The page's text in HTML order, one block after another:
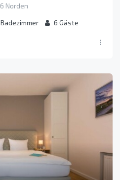
Norden
Badezimmer 6 Gäste